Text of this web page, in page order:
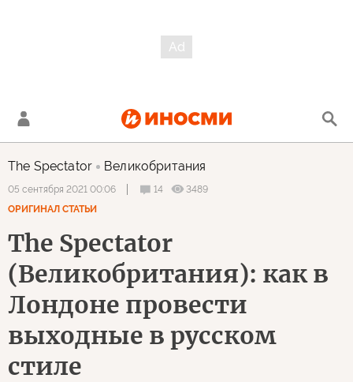
The Spectator Великобритания
05 сентября 2021 00:06 14
3489
ОРИГИНАЛ СТАТЬИ
The Spectator
(Великобритания): как в
Лондоне провести
выходные в русском
стиле